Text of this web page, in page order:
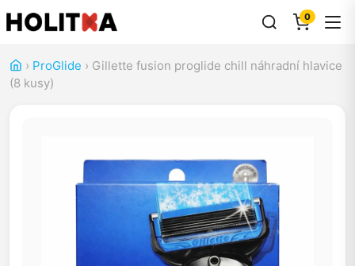
0
› ProGlide › Gillette fusion proglide chill náhradní hlavice
(8 kusy)